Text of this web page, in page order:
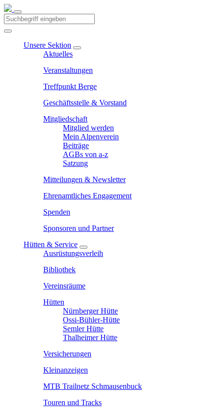
Unsere Sektion
Aktuelles
Veranstaltungen
Treffpunkt Berge
Geschäftsstelle & Vorstand
Mitgliedschaft
Mitglied werden
Mein Alpenverein
Beiträge
AGBs von a-z
Satzung
Mitteilungen & Newsletter
Ehrenamtliches Engagement
Spenden
Sponsoren und Partner
Hütten & Service
Ausrüstungsverleih
Bibliothek
Vereinsräume
Hütten
Nürnberger Hütte
Ossi-Bühler-Hütte
Semler Hütte
Thalheimer Hütte
Versicherungen
Kleinanzeigen
MTB Trailnetz Schmausenbuck
Touren und Tracks